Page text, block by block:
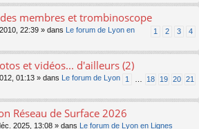
membres et trombinoscope
1 2 3 4
22:39 » dans
Le forum de Lyon en
et vidéos... d'ailleurs (2)
1 18 19 20 21
01:13 » dans
Le forum de Lyon
Réseau de Surface 2026
2025, 13:08 » dans Le forum de Lyon en Lignes